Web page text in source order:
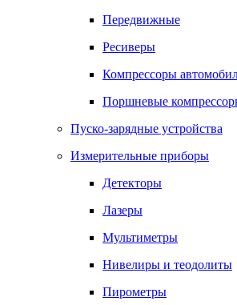
Передвижные
Ресиверы
Компрессоры
Поршневые
Пуско-зарядные устройства
Измерительные приборы
Детекторы
Лазеры
Мультиметры
Нивелиры и теодолиты
Пирометры